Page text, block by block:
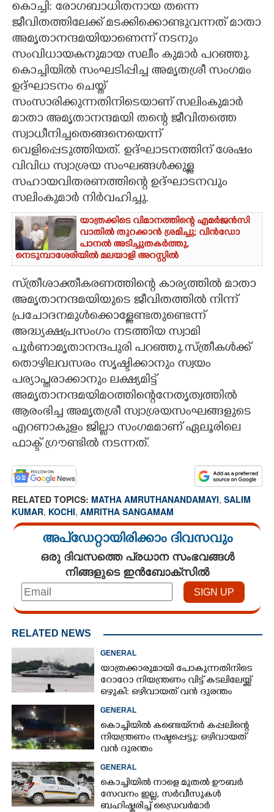
CARTOONS
LITERATURE
ZOOM
CONTACT US
കൊച്ചി: രോഗബാധിതനായ തന്നെ
ജീവിതത്തിലേക്ക് മടക്കിക്കൊണ്ടുവന്നത് മാതാ
അമൃതാനന്ദമയിയാണെന്ന് നടനും
സംവിധായകനുമായ സലീം കുമാർ പറഞ്ഞു.
കൊച്ചിയിൽ സംഘടിപ്പിച്ച അമൃതശ്രീ സംഗമം
ഉദ്ഘാടനം ചെയ്ത്
സംസാരിക്കുന്നതിനിടെയാണ് സലിംകുമാർ
മാതാ അമൃതാനന്ദമയി തന്റെ ജീവിതത്തെ
സ്വാധീനിച്ചതെങ്ങനെയെന്ന്
വെളിപ്പെടുത്തിയത്. ഉദ്ഘാടനത്തിന് ശേഷം
വിവിധ സ്വാശ്രയ സംഘങ്ങൾക്കുള്ള
സഹായവിതരണത്തിന്റെ ഉദ്ഘാടനവും
സലിംകുമാർ നിർവഹിച്ചു.
യാത്രക്കിടെ വിമാനത്തിന്റെ എമർജൻസി
വാതിൽ തുറക്കാൻ ശ്രമിച്ചു; വിൻഡോ
പാനൽ അടിച്ചുതകർത്തു,
നെടുമ്പാശേരിയിൽ മലയാളി അറസ്റ്റിൽ
സ്ത്രീശാക്തീകരണത്തിന്റെ കാര്യത്തിൽ മാതാ
അമൃതാനന്ദമയിയുടെ ജീവിതത്തിൽ നിന്ന്
പ്രചോദനമുൾക്കൊള്ളേണ്ടതുണ്ടെന്ന്
അദ്ധ്യക്ഷപ്രസംഗം നടത്തിയ സ്വാമി
പൂർണാമൃതാനന്ദപുരി പറഞ്ഞു.സ്ത്രീകൾക്ക്
തൊഴിലവസരം സൃഷ്ടിക്കാനും സ്വയം
പര്യാപ്തരാക്കാനും ലക്ഷ്യമിട്ട്
അമൃതാനന്ദമയിമഠത്തിന്റെനേതൃത്വത്തിൽ
ആരംഭിച്ച അമൃതശ്രീ സ്വാശ്രയസംഘങ്ങളുടെ
എറണാകുളം ജില്ലാ സംഗമമാണ് ഏലൂരിലെ
ഫാക്ട് ഗ്രൗണ്ടിൽ നടന്നത്.
RELATED TOPICS: MATHA AMRUTHANANDAMAYI, SALIM
KUMAR, KOCHI, AMRITHA SANGAMAM
അപ്ഡേറ്റായിരിക്കാം ദിവസവും
ഒരു ദിവസത്തെ പ്രധാന സംഭവങ്ങൾ
നിങ്ങളുടെ ഇൻബോക്സിൽ
RELATED NEWS
GENERAL
യാത്രക്കാരുമായി പോകുന്നതിനിടെ
റോറോ നിയന്ത്രണം വിട്ട് കടലിലേയ്ക്ക്
ഒഴുകി: ഒഴിവായത് വൻ ദുരന്തം
GENERAL
കൊച്ചിയിൽ കണ്ടെയ്നർ കപ്പലിന്റെ
നിയന്ത്രണം നഷ്ടപ്പെട്ടു: ഒഴിവായത്
വൻ ദുരന്തം
GENERAL
കൊച്ചിയിൽ നാളെ മുതൽ ഊബ‌ർ
സേവനം ഇല്ല,​ സർവീസുകൾ
ബഹിഷ്കരിച്ച് ഡ്രൈവർമാർ